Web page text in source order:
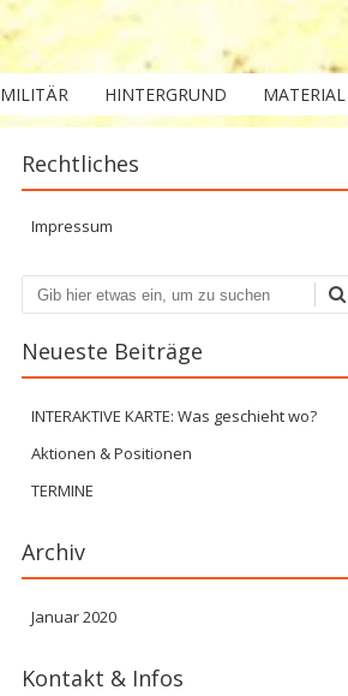
MILITÄR HINTERGRUND MATERIAL
Rechtliches
Impressum
Suchen
Neueste Beiträge
INTERAKTIVE KARTE: Was geschieht wo?
Aktionen & Positionen
TERMINE
Archiv
Januar 2020
Kontakt & Infos